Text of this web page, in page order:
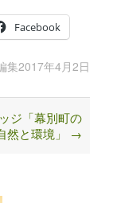
Facebook
集2017年4月2日
ジ「幕別町の
然と環境」
→